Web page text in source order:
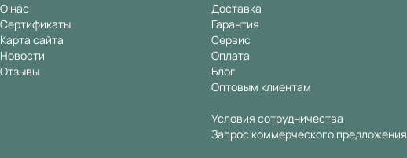
О нас
Сертификаты
Карта сайта
Новости
Отзывы
Доставка
Гарантия
Сервис
Оплата
Блог
Оптовым клиентам
Условия сотрудничества
Запрос коммерческого предложения